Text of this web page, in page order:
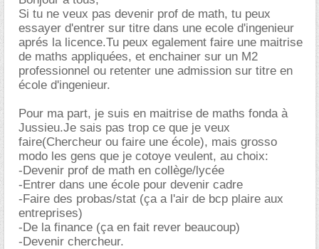
Si tu ne veux pas devenir prof de math, tu peux
essayer d'entrer sur titre dans une ecole d'ingenieur
aprés la licence.Tu peux egalement faire une maitrise
de maths appliquées, et enchainer sur un M2
professionnel ou retenter une admission sur titre en
école d'ingenieur.
Pour ma part, je suis en maitrise de maths fonda à
Jussieu.Je sais pas trop ce que je veux
faire(Chercheur ou faire une école), mais grosso
modo les gens que je cotoye veulent, au choix:
-Devenir prof de math en collège/lycée
-Entrer dans une école pour devenir cadre
-Faire des probas/stat (ça a l'air de bcp plaire aux
entreprises)
-De la finance (ça en fait rever beaucoup)
-Devenir chercheur.